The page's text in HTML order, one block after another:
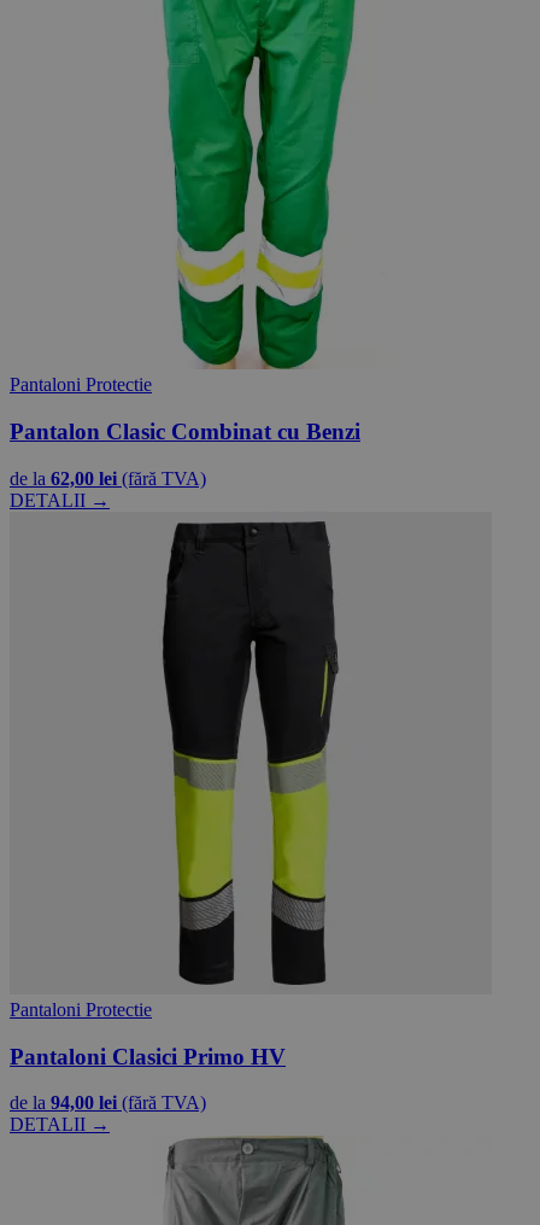
Pantaloni Protectie
Pantalon Clasic Combinat cu Benzi
de la 62,00 lei (fără TVA)
DETALII →
Pantaloni Protectie
Pantaloni Clasici Primo HV
de la 94,00 lei (fără TVA)
DETALII →